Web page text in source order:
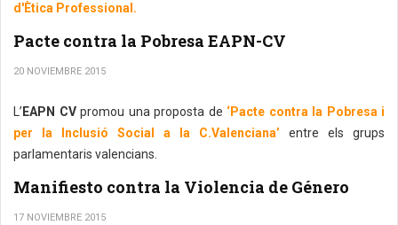
d'Ètica Professional.
Pacte contra la Pobresa EAPN-CV
20 NOVIEMBRE 2015
L’ EAPN CVpromou una proposta de ‘Pacte contra la Pobresa i
per la Inclusió Social a la C.Valenciana’ entre els grups
parlamentaris valencians.
Manifiesto contra la Violencia de Género
17 NOVIEMBRE 2015